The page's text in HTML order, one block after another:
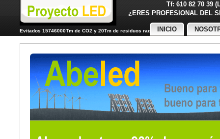
Tf: 610 82 70 39
¿ERES PROFESIONAL
Evitados 15746000Tm de CO2 y 20Tm de residuos radiactivos
INICIO